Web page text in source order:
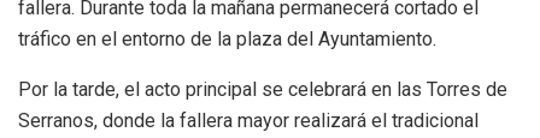
fallera. Durante toda la mañana permanecerá cortado el
tráfico en el entorno de la plaza del Ayuntamiento.
Por la tarde, el acto principal se celebrará en las Torres de
Serranos, donde la fallera mayor realizará el tradicional